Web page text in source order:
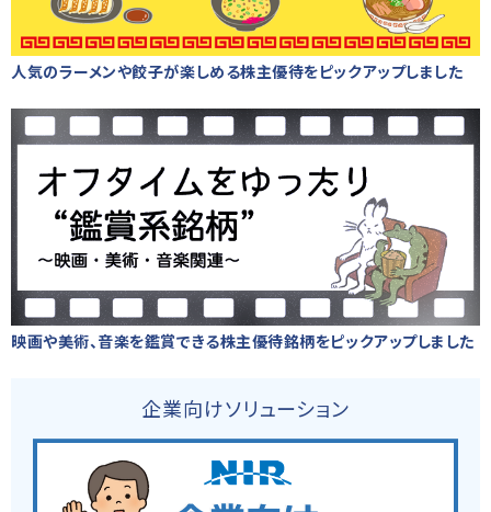
人気のラーメンや餃子が楽しめる株主優待をピックアップしました
映画や美術、音楽を鑑賞できる株主優待銘柄をピックアップしました
企業向けソリューション